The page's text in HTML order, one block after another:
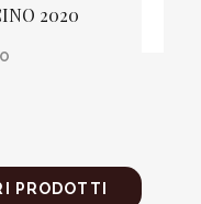
2020
PRODOTTI